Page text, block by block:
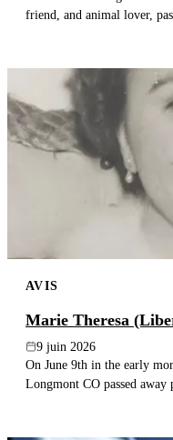
friend, and animal lover,
AVIS
Marie Theresa
9 juin 2026
On June 9th in the early
Longmont CO passed away